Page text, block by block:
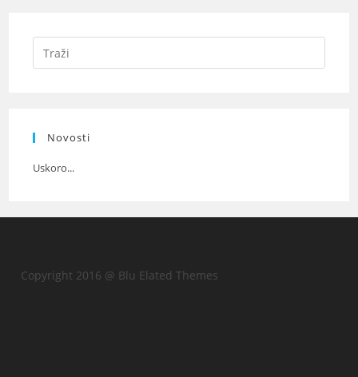
Novosti
Uskoro...
Copyright 2016 @ Blu Elated Themes